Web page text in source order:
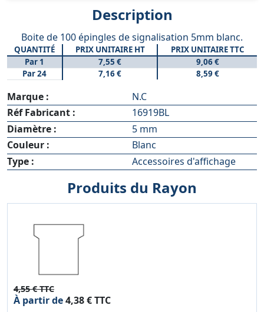
Description
Boite de 100 épingles de signalisation 5mm blanc.
QUANTITÉ PRIX UNITAIRE HT
PRIX UNITAIRE TTC
Par 1
7,55 €
9,06 €
Par 24
7,16 € 8,59 €
Marque :
N.C
Réf Fabricant :
16919BL
Diamètre :
5 mm
Couleur :
Blanc
Type :
Accessoires d'affichage
Produits du Rayon
4,55 € TTC
À partir de4,38 € TTC